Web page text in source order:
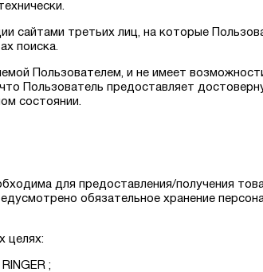
сайтами третьих лиц, на которые
поиска.
Пользователем, и не имеет
Пользователь предоставляет
состоянии.
для предоставления/получения
обязательное хранение
целях:
;